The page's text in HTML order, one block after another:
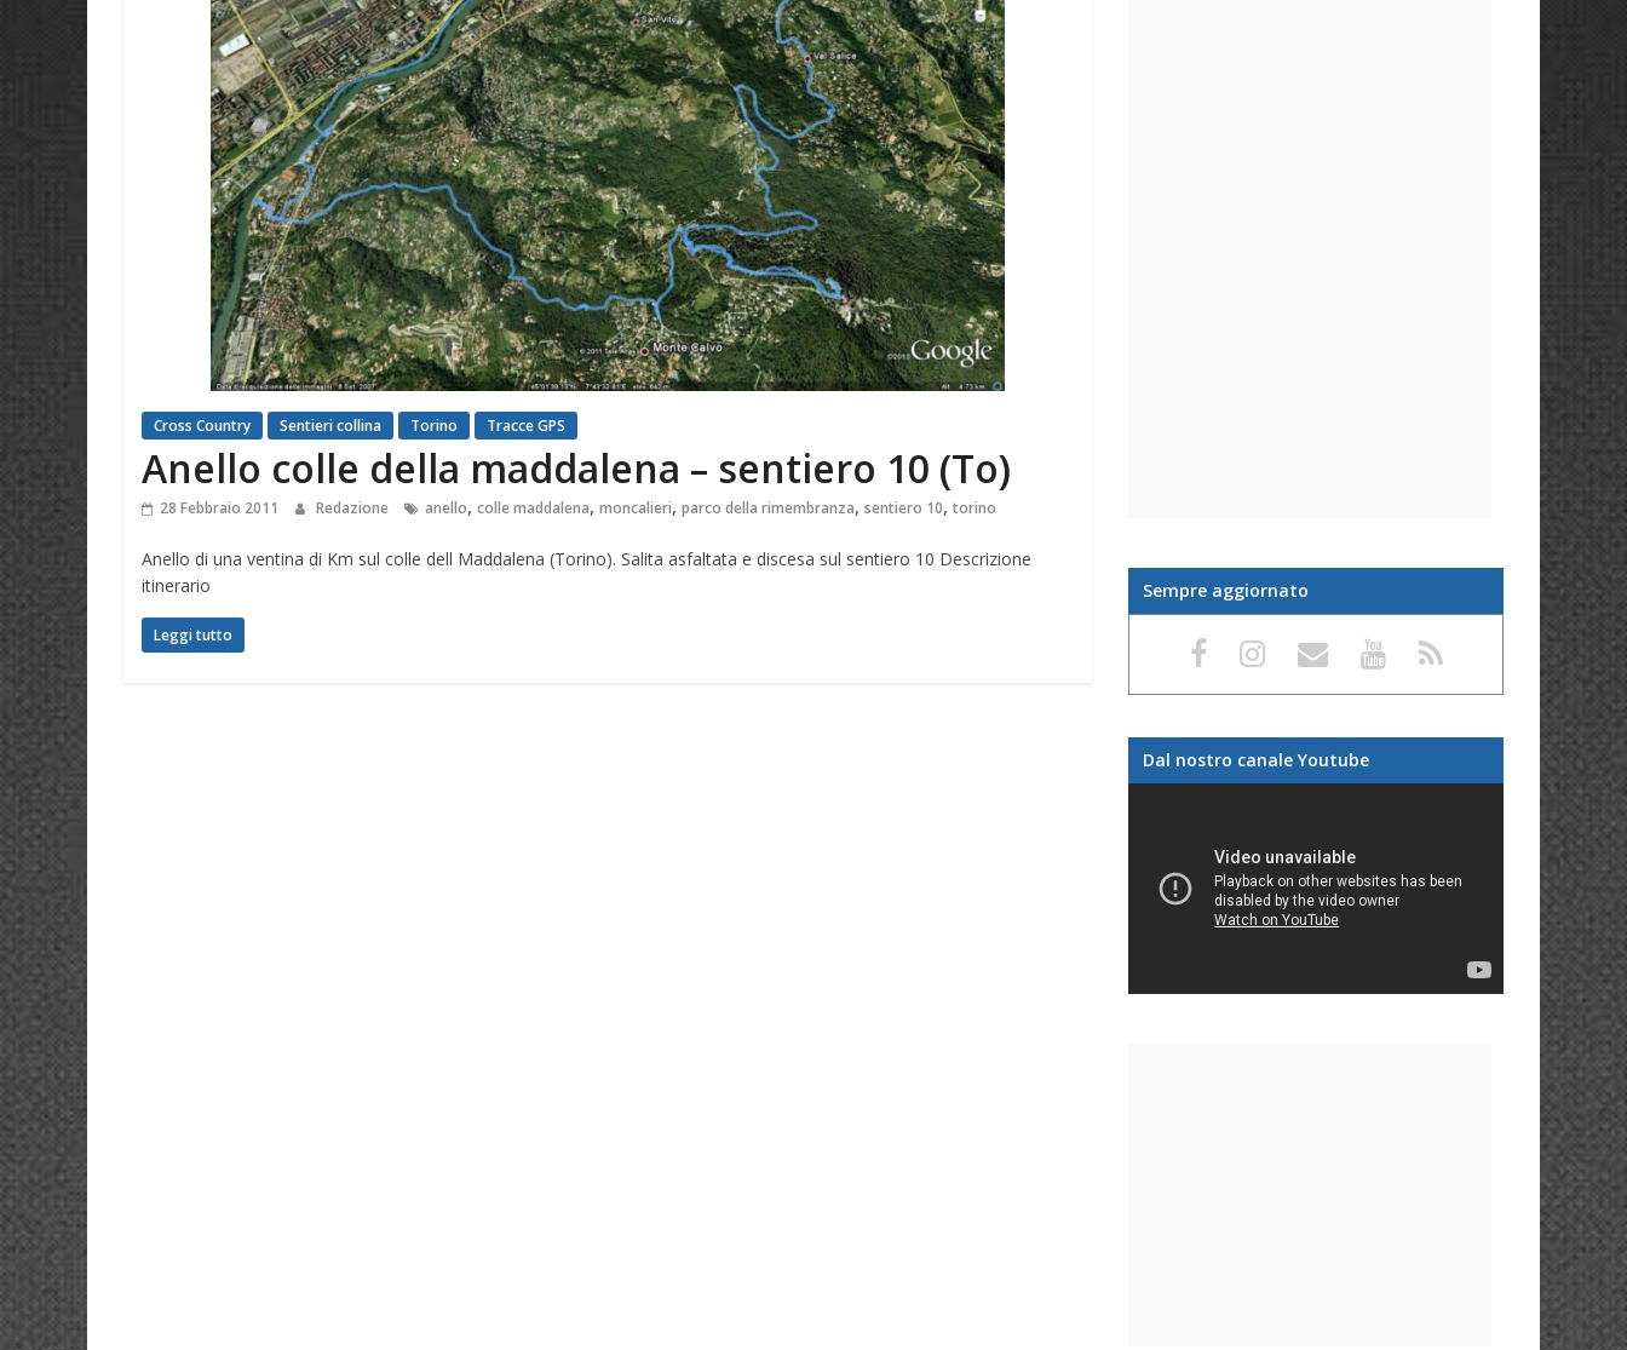
Cross Country Sentieri collina Torino Tracce GPS
Anello colle della maddalena – sentiero 10 (To)
28 Febbraio 2011 Redazione anello, colle maddalena, moncalieri, parco della rimembranza, sentiero 10, torino
Anello di una ventina di Km sul colle dell Maddalena (Torino). Salita asfaltata e discesa sul sentiero 10 Descrizione
itinerario
Leggi tutto
Sempre aggiornato
Dal nostro canale Youtube